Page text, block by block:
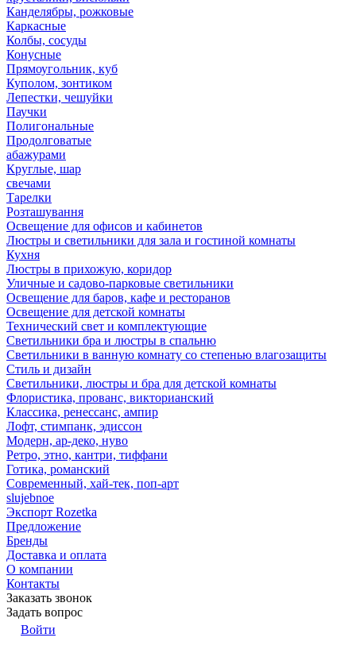
Канделябры, рожковые
Каркасные
Колбы, сосуды
Конусные
Прямоугольник, куб
Куполом, зонтиком
Лепестки, чешуйки
Паучки
Полигональные
Продолговатые
абажурами
Круглые, шар
свечами
Тарелки
Розташування
Освещение для офисов и кабинетов
Люстры и светильники для зала и гостиной комнаты
Кухня
Люстры в прихожую, коридор
Уличные и садово-парковые светильники
Освещение для баров, кафе и ресторанов
Освещение для детской комнаты
Технический свет и комплектующие
Светильники бра и люстры в спальню
Светильники в ванную комнату со степенью влагозащиты
Стиль и дизайн
Светильники, люстры и бра для детской комнаты
Флористика, прованс, викторианский
Классика, ренессанс, ампир
Лофт, стимпанк, эдиссон
Модерн, ар-деко, нуво
Ретро, этно, кантри, тиффани
Готика, романский
Современный, хай-тек, поп-арт
slujebnoe
Экспорт Rozetka
Предложение
Бренды
Доставка и оплата
О компании
Контакты
Заказать звонок
Задать вопрос
Войти